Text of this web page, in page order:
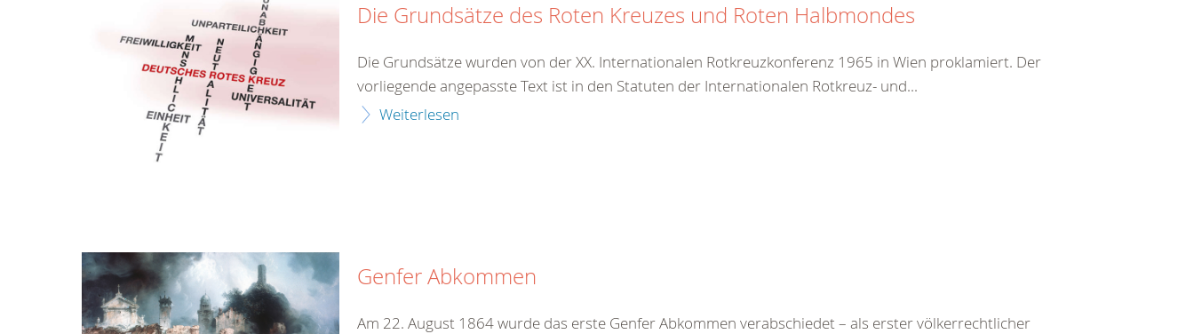
Die Grundsätze des Roten Kreuzes und Roten Halbmondes
Die Grundsätze wurden von der XX. Internationalen Rotkreuzkonferenz 1965 in Wien proklamiert. Der
vorliegende angepasste Text ist in den Statuten der Internationalen Rotkreuz- und...
Weiterlesen
Genfer Abkommen
Am 22. August 1864 wurde das erste Genfer Abkommen verabschiedet – als erster völkerrechtlicher